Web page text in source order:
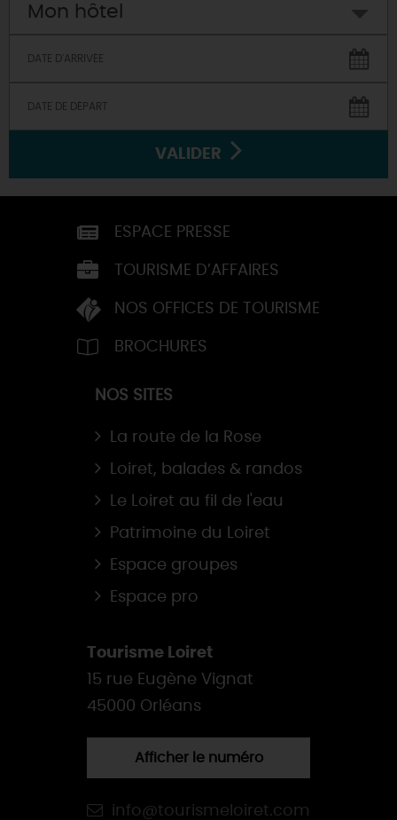
Mon hôtel
VALIDER
ESPACE PRESSE
TOURISME D’AFFAIRES
NOS OFFICES DE TOURISME
BROCHURES
NOS SITES
La route de la Rose
Loiret, balades & randos
Le Loiret au fil de l'eau
Patrimoine du Loiret
Espace groupes
Espace pro
Tourisme Loiret
15 rue Eugène Vignat
45000 Orléans
Afficher le numéro
info@tourismeloiret.com